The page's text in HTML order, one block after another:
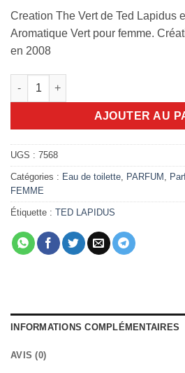
Creation The Vert de Ted Lapidus
Aromatique Vert pour femme.
en 2008
quantité de Creation Thé Vert 100ml
AJOUTER AU
UGS : 7568
Catégories : Eau de toilette PARFUM
FEMME
Étiquette : TED LAPIDUS
INFORMATIONS COMPLÉMENTAIRES
AVIS (0)